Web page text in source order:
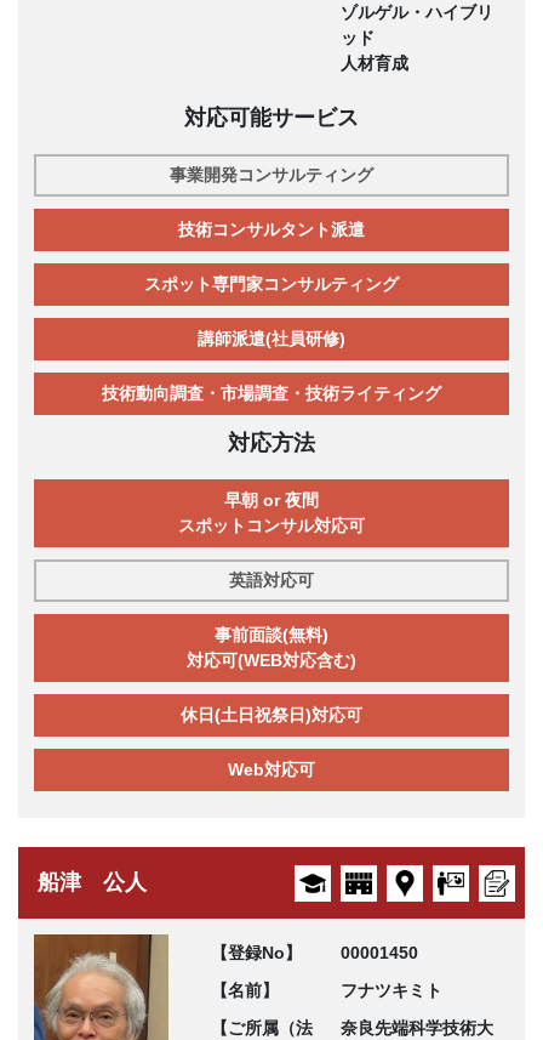
ゾルゲル・ハイブリ
ッド
人材育成
対応可能サービス
事業開発コンサルティング
技術コンサルタント派遣
スポット専門家コンサルティング
講師派遣(社員研修)
技術動向調査・市場調査・技術ライティング
対応方法
早朝 or 夜間
スポットコンサル対応可
英語対応可
事前面談(無料)
対応可(WEB対応含む)
休日(土日祝祭日)対応可
Web対応可
船津 公人
【登録No】
00001450
【名前】
フナツキミト
【ご所属（法
奈良先端科学技術大